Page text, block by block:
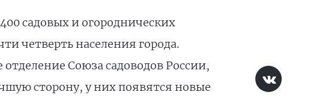
садовых и огороднических
четверть населения города.
Союза садоводов России,
сторону, у них появятся новые